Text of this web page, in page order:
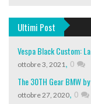
Ultimi Post
Vespa Black Custom:
ottobre 3, 2021, 0
The 30TH Gear BMW
ottobre 27, 2020, 0